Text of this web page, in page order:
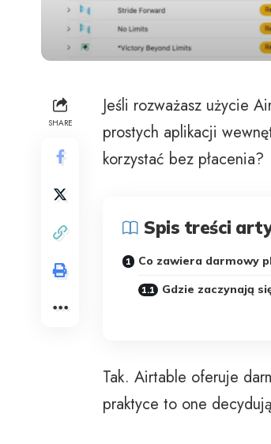
SHARE
Jeśli rozważasz użycie
prostych aplikacji
korzystać bez płacenia?
Spis treści
Co zawiera darmowy
Gdzie zaczynają
Tak. Airtable oferuje
praktyce to one